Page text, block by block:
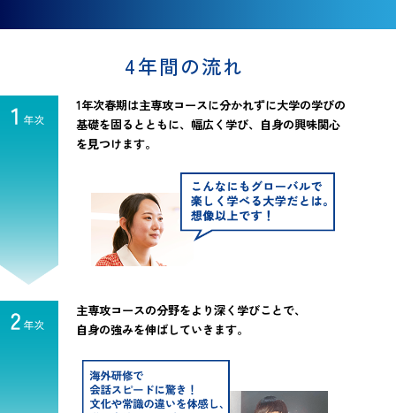
4年間の流れ
1年次春期は主専攻コースに分かれずに大学の学びの
基礎を固るとともに、幅広く学び、自身の興味関心
を見つけます。
主専攻コースの分野をより深く学びことで、
自身の強みを伸ばしていきます。